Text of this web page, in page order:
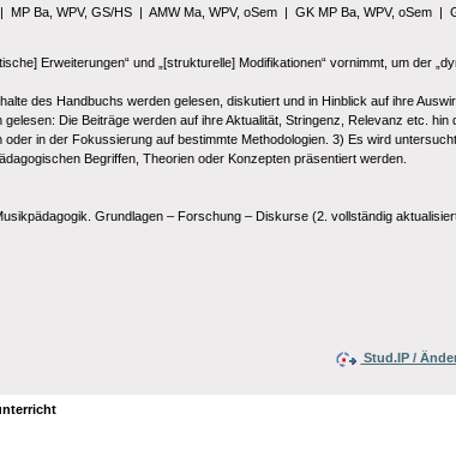
| MP Ba, WPV, GS/HS | AMW Ma, WPV, oSem | GK MP Ba, WPV, oSem |
Erweiterungen“ und „[strukturelle] Modifikationen“ vornimmt, um der
des Handbuchs werden gelesen, diskutiert und in Hinblick auf ihre
Die Beiträge werden auf ihre Aktualität, Stringenz, Relevanz etc.
in der Fokussierung auf bestimmte Methodologien. 3) Es wird
Begriffen, Theorien oder Konzepten präsentiert werden.
Grundlagen – Forschung – Diskurse (2. vollständig
Stud.IP /